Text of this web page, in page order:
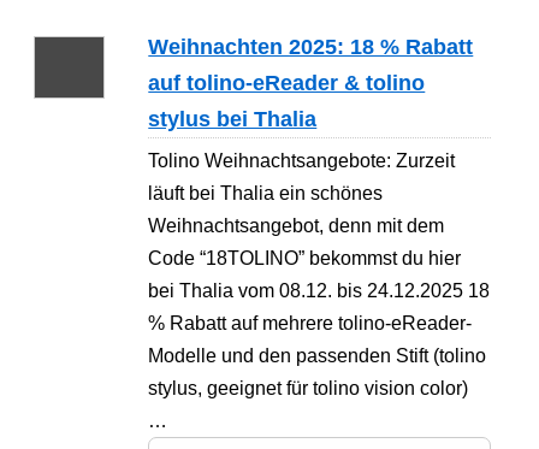
Weihnachten 2025: 18 % Rabatt
auf tolino-eReader & tolino
stylus bei Thalia
Tolino Weihnachtsangebote: Zurzeit
läuft bei Thalia ein schönes
Weihnachtsangebot, denn mit dem
Code “18TOLINO” bekommst du hier
bei Thalia vom 08.12. bis 24.12.2025 18
% Rabatt auf mehrere tolino-eReader-
Modelle und den passenden Stift (tolino
stylus, geeignet für tolino vision color)
…